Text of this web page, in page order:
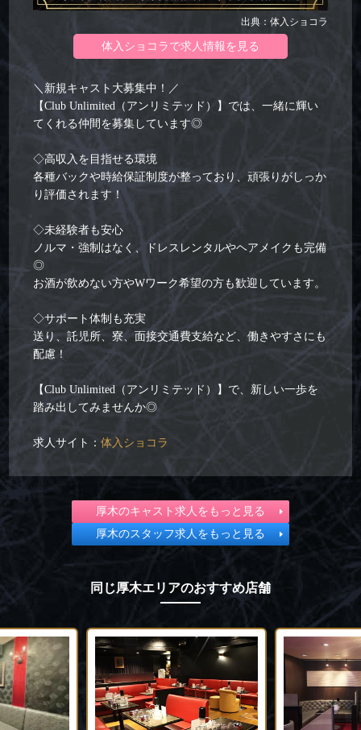
出典：体入ショコラ
体入ショコラで求人情報を見る
＼新規キャスト大募集中！／
【Club Unlimited（アンリミテッド）】では、一緒に輝い
てくれる仲間を募集しています◎
◇高収入を目指せる環境
各種バックや時給保証制度が整っており、頑張りがしっか
り評価されます！
◇未経験者も安心
ノルマ・強制はなく、ドレスレンタルやヘアメイクも完備
◎
お酒が飲めない方やWワーク希望の方も歓迎しています。
◇サポート体制も充実
送り、託児所、寮、面接交通費支給など、働きやすさにも
配慮！
【Club Unlimited（アンリミテッド）】で、新しい一歩を
踏み出してみませんか◎
求人サイト：体入ショコラ
厚木のキャスト求人をもっと見る
厚木のスタッフ求人をもっと見る
同じ厚木エリアのおすすめ店舗